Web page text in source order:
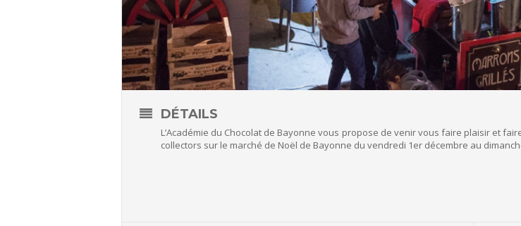
DÉTAILS
L’Académie du Chocolat de Bayonne vous propose de venir vous faire plaisir et
collectors sur le marché de Noël de Bayonne du vendredi 1er décembre au